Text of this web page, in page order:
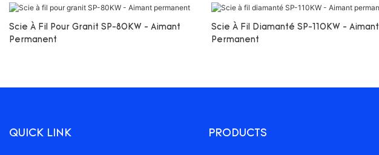
Scie À Fil Pour Granit SP-80KW - Aimant
Permanent
Scie À Fil Diamanté SP-110KW - Aimant
Permanent
QUICK LINK PRODUCTS